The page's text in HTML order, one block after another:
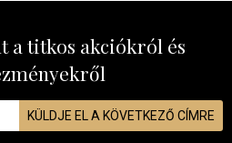
a titkos akciókról és
KÜLDJE EL A KÖVETKEZŐ CÍMRE